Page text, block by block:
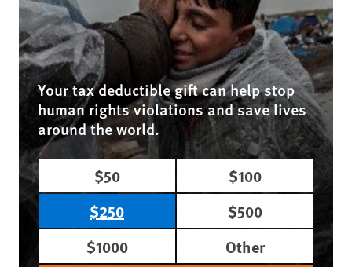
Your tax deductible gift can help stop
human rights violations and save lives
around the world.
$50
$100
$250
$500
$1000
Other